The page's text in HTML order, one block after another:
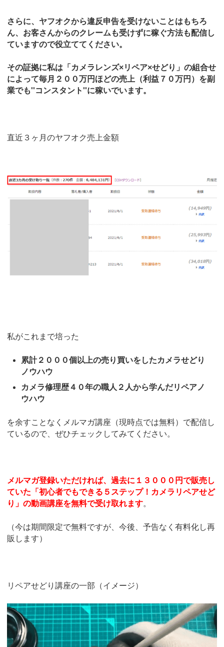
さらに、ヤフオクから違反申告を受けないことはもちろ
ん、お客さんからのクレームも受けずに稼ぐ方法も配信し
ていますので役立ててください。
その証拠に私は「カメラレンズ×リペア×せどり」の組合せ
によって毎月２００万円ほどの売上（利益７０万円）を副
業でも''コンスタント''に稼いでいます。
直近３ヶ月のヤフオク売上金額
私がこれまで培った
累計２０００個以上の売り買いをしたカメラせどり
ノウハウ
カメラ修理歴４０年の職人２人から学んだリペアノ
ウハウ
を余すことなくメルマガ講座（現時点では無料）で配信し
ているので、ぜひチェックしてみてください。
メルマガ登録いただければ、過去に１３０００円で販売し
ていた「初心者でもできる５ステップ！カメラリペアせど
り」の動画講座を無料で受け取れます。
（今は期間限定で無料ですが、今後、予告なく有料化し再
販します）
リペアせどり講座の一部（イメージ）